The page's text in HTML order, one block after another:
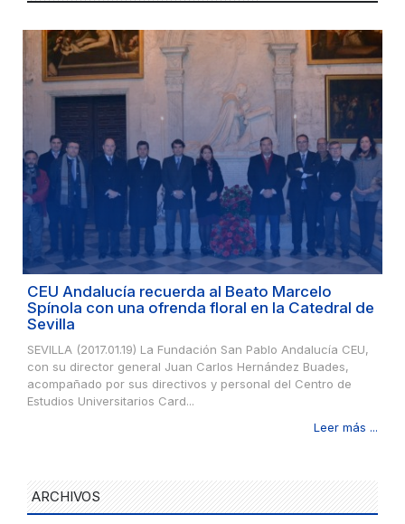
CEU Andalucía recuerda al Beato Marcelo
Spínola con una ofrenda floral en la Catedral de
Sevilla
SEVILLA (2017.01.19) La Fundación San Pablo Andalucía CEU,
con su director general Juan Carlos Hernández Buades,
acompañado por sus directivos y personal del Centro de
Estudios Universitarios Card...
Leer más ...
ARCHIVOS